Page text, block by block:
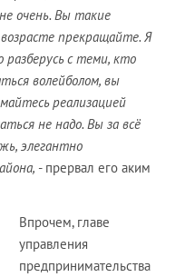
очень. Вы такие
прекращайте. Я
с теми, кто
волейболом, вы
реализацией
не надо. Вы за всё
элегантно
- прервал его аким
Впрочем, главе
управления
предпринимательства